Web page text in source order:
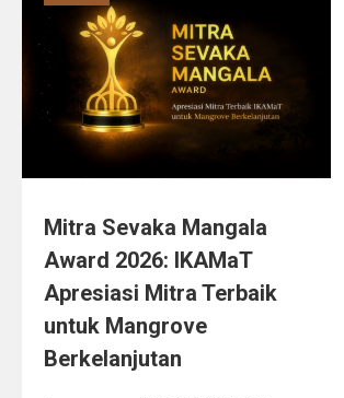
Mitra Sevaka Mangala
Award 2026: IKAMaT
Apresiasi Mitra Terbaik
untuk Mangrove
Berkelanjutan